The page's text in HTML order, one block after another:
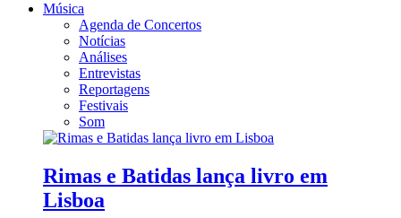
Música
Agenda de Concertos
Notícias
Análises
Entrevistas
Reportagens
Festivais
Som
Rimas e Batidas lança livro em
Lisboa